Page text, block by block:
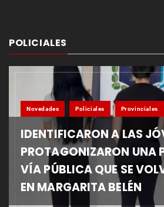
POLICIALES
Novedades Policiales Provinciales
IDENTIFICARON A LAS
PROTAGONIZARON UNA
VÍA PÚBLICA QUE SE
EN MARGARITA BELÉN